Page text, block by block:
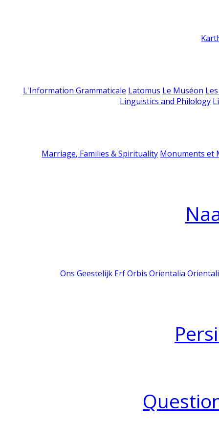
L'Information Grammaticale Latomus Le Muséon
Linguistics and Philology
Marriage, Families & Spirituality Monuments et
Ons Geestelijk Erf Orbis Orientalia